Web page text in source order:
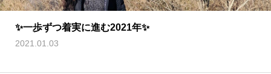
✨一歩ずつ着実に進む2021年✨
2021.01.03